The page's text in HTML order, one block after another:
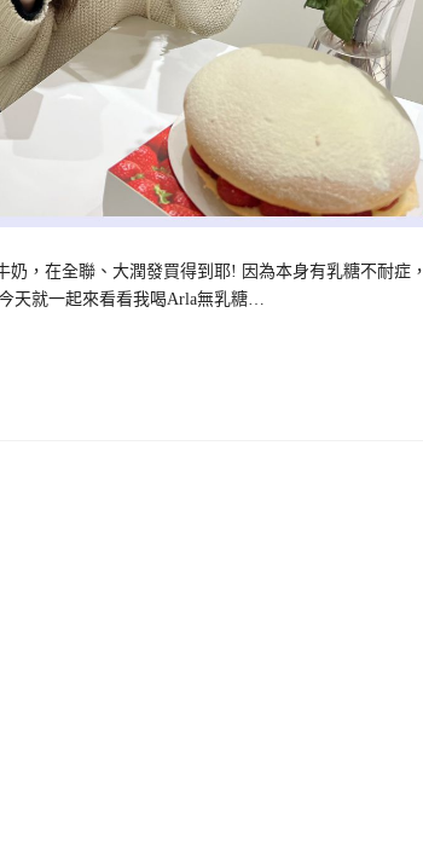
，在全聯、大潤發買得到耶! 因為本身有乳糖不耐症，
天就一起來看看我喝Arla無乳糖…